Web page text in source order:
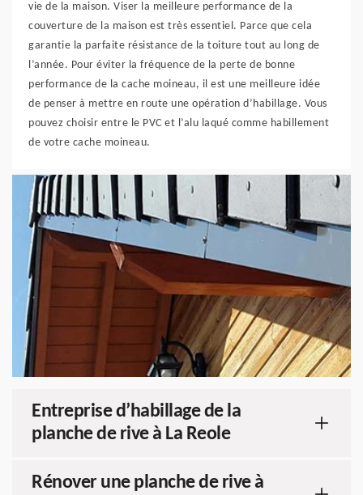
vie de la maison. Viser la meilleure performance de la
couverture de la maison est très essentiel. Parce que cela
garantie la parfaite résistance de la toiture tout au long de
l’année. Pour éviter la fréquence de la perte de bonne
performance de la cache moineau, il est une meilleure idée
de penser à mettre en route une opération d’habillage. Vous
pouvez choisir entre le PVC et l’alu laqué comme habillement
de votre cache moineau.
Entreprise d’habillage de la
planche de rive à La Reole
Rénover une planche de rive à